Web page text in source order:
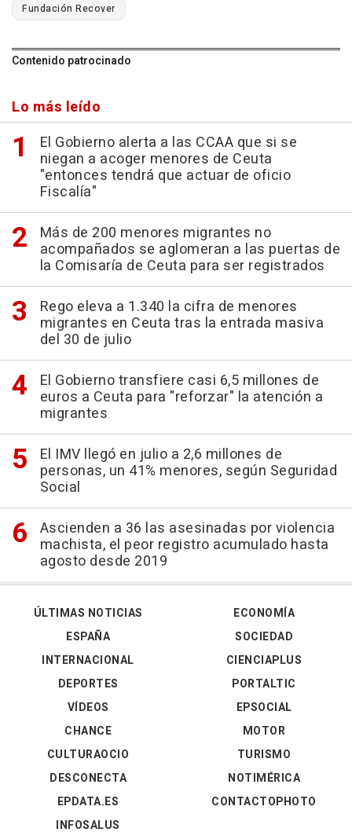
Fundación Recover
Contenido patrocinado
Lo más leído
El Gobierno alerta a las CCAA que si se
niegan a acoger menores de Ceuta
"entonces tendrá que actuar de oficio
Fiscalía"
Más de 200 menores migrantes no
acompañados se aglomeran a las puertas de
la Comisaría de Ceuta para ser registrados
Rego eleva a 1.340 la cifra de menores
migrantes en Ceuta tras la entrada masiva
del 30 de julio
El Gobierno transfiere casi 6,5 millones de
euros a Ceuta para "reforzar" la atención a
migrantes
El IMV llegó en julio a 2,6 millones de
personas, un 41% menores, según Seguridad
Social
Ascienden a 36 las asesinadas por violencia
machista, el peor registro acumulado hasta
agosto desde 2019
ÚLTIMAS NOTICIAS
ESPAÑA
INTERNACIONAL
DEPORTES
VÍDEOS
ECONOMÍA
SOCIEDAD
CIENCIAPLUS
PORTALTIC
EPSOCIAL
CHANCE
CULTURAOCIO
DESCONECTA
EPDATA.ES
INFOSALUS
MOTOR
TURISMO
NOTIMÉRICA
CONTACTOPHOTO